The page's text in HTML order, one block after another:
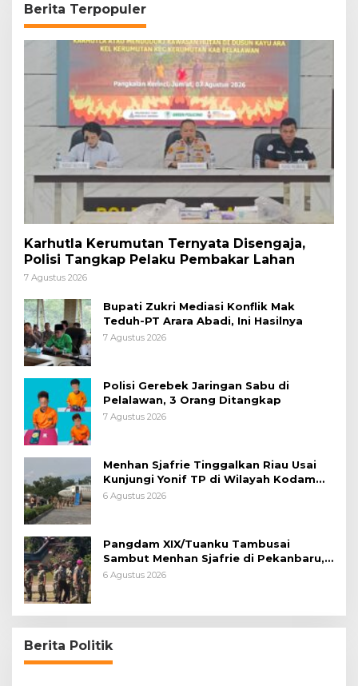
Berita Terpopuler
Karhutla Kerumutan Ternyata Disengaja,
Polisi Tangkap Pelaku Pembakar Lahan
7 Agustus 2026
Bupati Zukri Mediasi Konflik Mak
Teduh-PT Arara Abadi, Ini Hasilnya
7 Agustus 2026
Polisi Gerebek Jaringan Sabu di
Pelalawan, 3 Orang Ditangkap
7 Agustus 2026
Menhan Sjafrie Tinggalkan Riau Usai
Kunjungi Yonif TP di Wilayah Kodam
XIX/Tuanku Tambusai
6 Agustus 2026
Pangdam XIX/Tuanku Tambusai
Sambut Menhan Sjafrie di Pekanbaru,
Ada Agenda Penting
6 Agustus 2026
Berita Politik